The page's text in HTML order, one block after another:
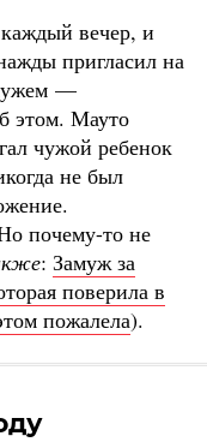
вечер, и
пригласил на
—
этом. Мауто
чужой ребенок
не был
почему-то не
: Замуж за
поверила в
пожалела).